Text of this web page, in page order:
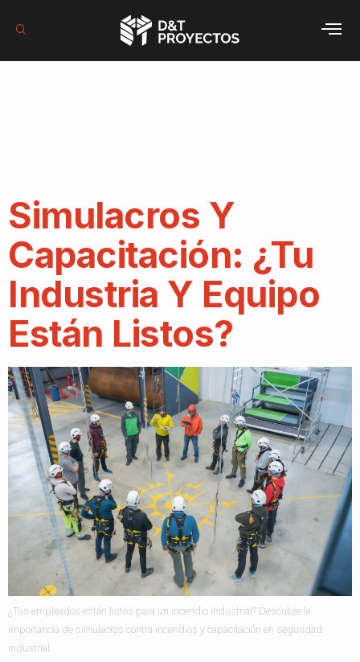
Simulacros Y
Capacitación: ¿Tu
Industria Y Equipo
Están Listos?
¿Tus empleados están listos para un incendio industrial? Descubre la
importancia de simulacros contra incendios y capacitación en seguridad
industrial.